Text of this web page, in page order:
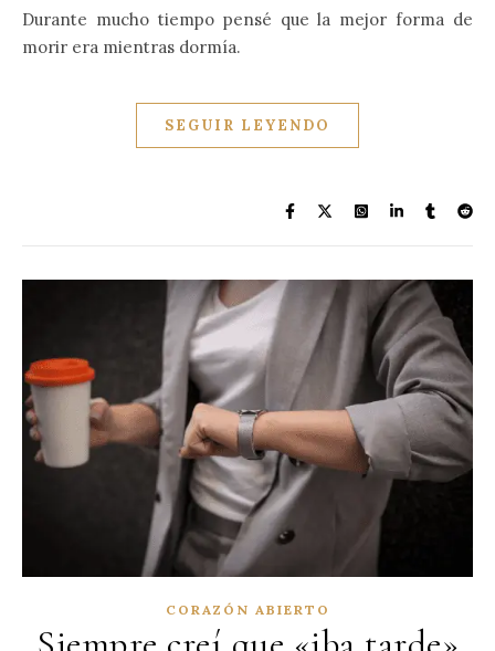
Durante mucho tiempo pensé que la mejor forma de
morir era mientras dormía.
SEGUIR LEYENDO
CORAZÓN ABIERTO